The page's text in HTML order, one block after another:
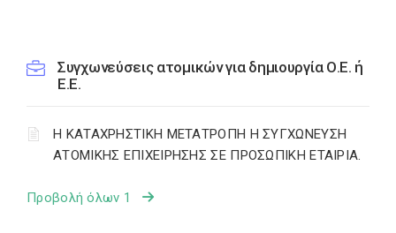
Συγχωνεύσεις ατομικών για δημιουργία Ο.Ε. ή
Ε.Ε.
Η ΚΑΤΑΧΡΗΣΤΙΚΗ ΜΕΤΑΤΡΟΠΗ Η ΣΥΓΧΩΝΕΥΣΗ
ΑΤΟΜΙΚΗΣ ΕΠΙΧΕΙΡΗΣΗΣ ΣΕ ΠΡΟΣΩΠΙΚΗ ΕΤΑΙΡΙΑ.
Προβολή όλων 1